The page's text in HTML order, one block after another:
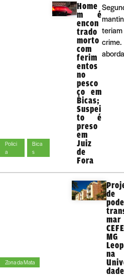
Políci
a
Bica
s
Home
m é
encon
trado
morto
com
ferim
entos
no
pesco
ço em
Bicas;
Suspei
to é
preso
em
Juiz
de
Fora
Zona da Mata
de
mar
na
dade